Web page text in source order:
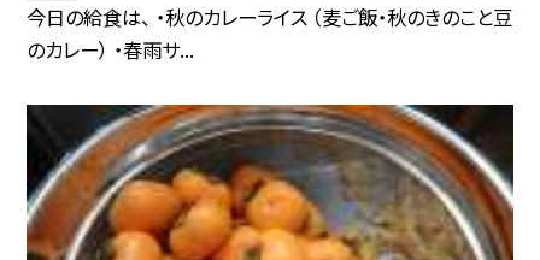
今日の給食は、 ・秋のカレーライス （麦ご飯・秋のきのこと豆
のカレー） ・春雨サ...